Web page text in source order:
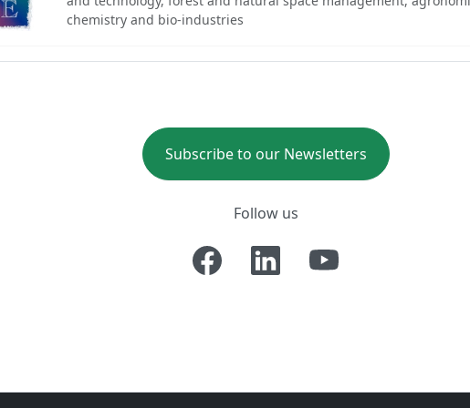
chemistry and bio-industries
Subscribe to our Newsletters
Follow us